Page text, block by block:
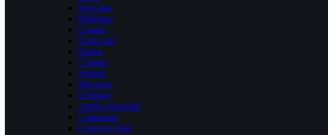
Pays-bas
Belgique
Croatie
États-unis
Suisse
Canada
Tunisie
Mexique
Uruguay
Arabie Saoudite
Cameroun
Corée du Sud